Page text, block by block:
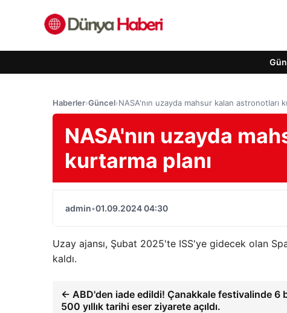
Haberler›Güncel›NASA'nın uzayda mahsur kalan astronotları
NASA'nın uzayda
kurtarma planı
admin•01.09.2024 04:30
Uzay ajansı, Şubat 2025'te ISS'ye gidecek olan
kaldı.
← ABD'den iade edildi! Çanakkale festivalinde 6
500 yıllık tarihi eser ziyarete açıldı.